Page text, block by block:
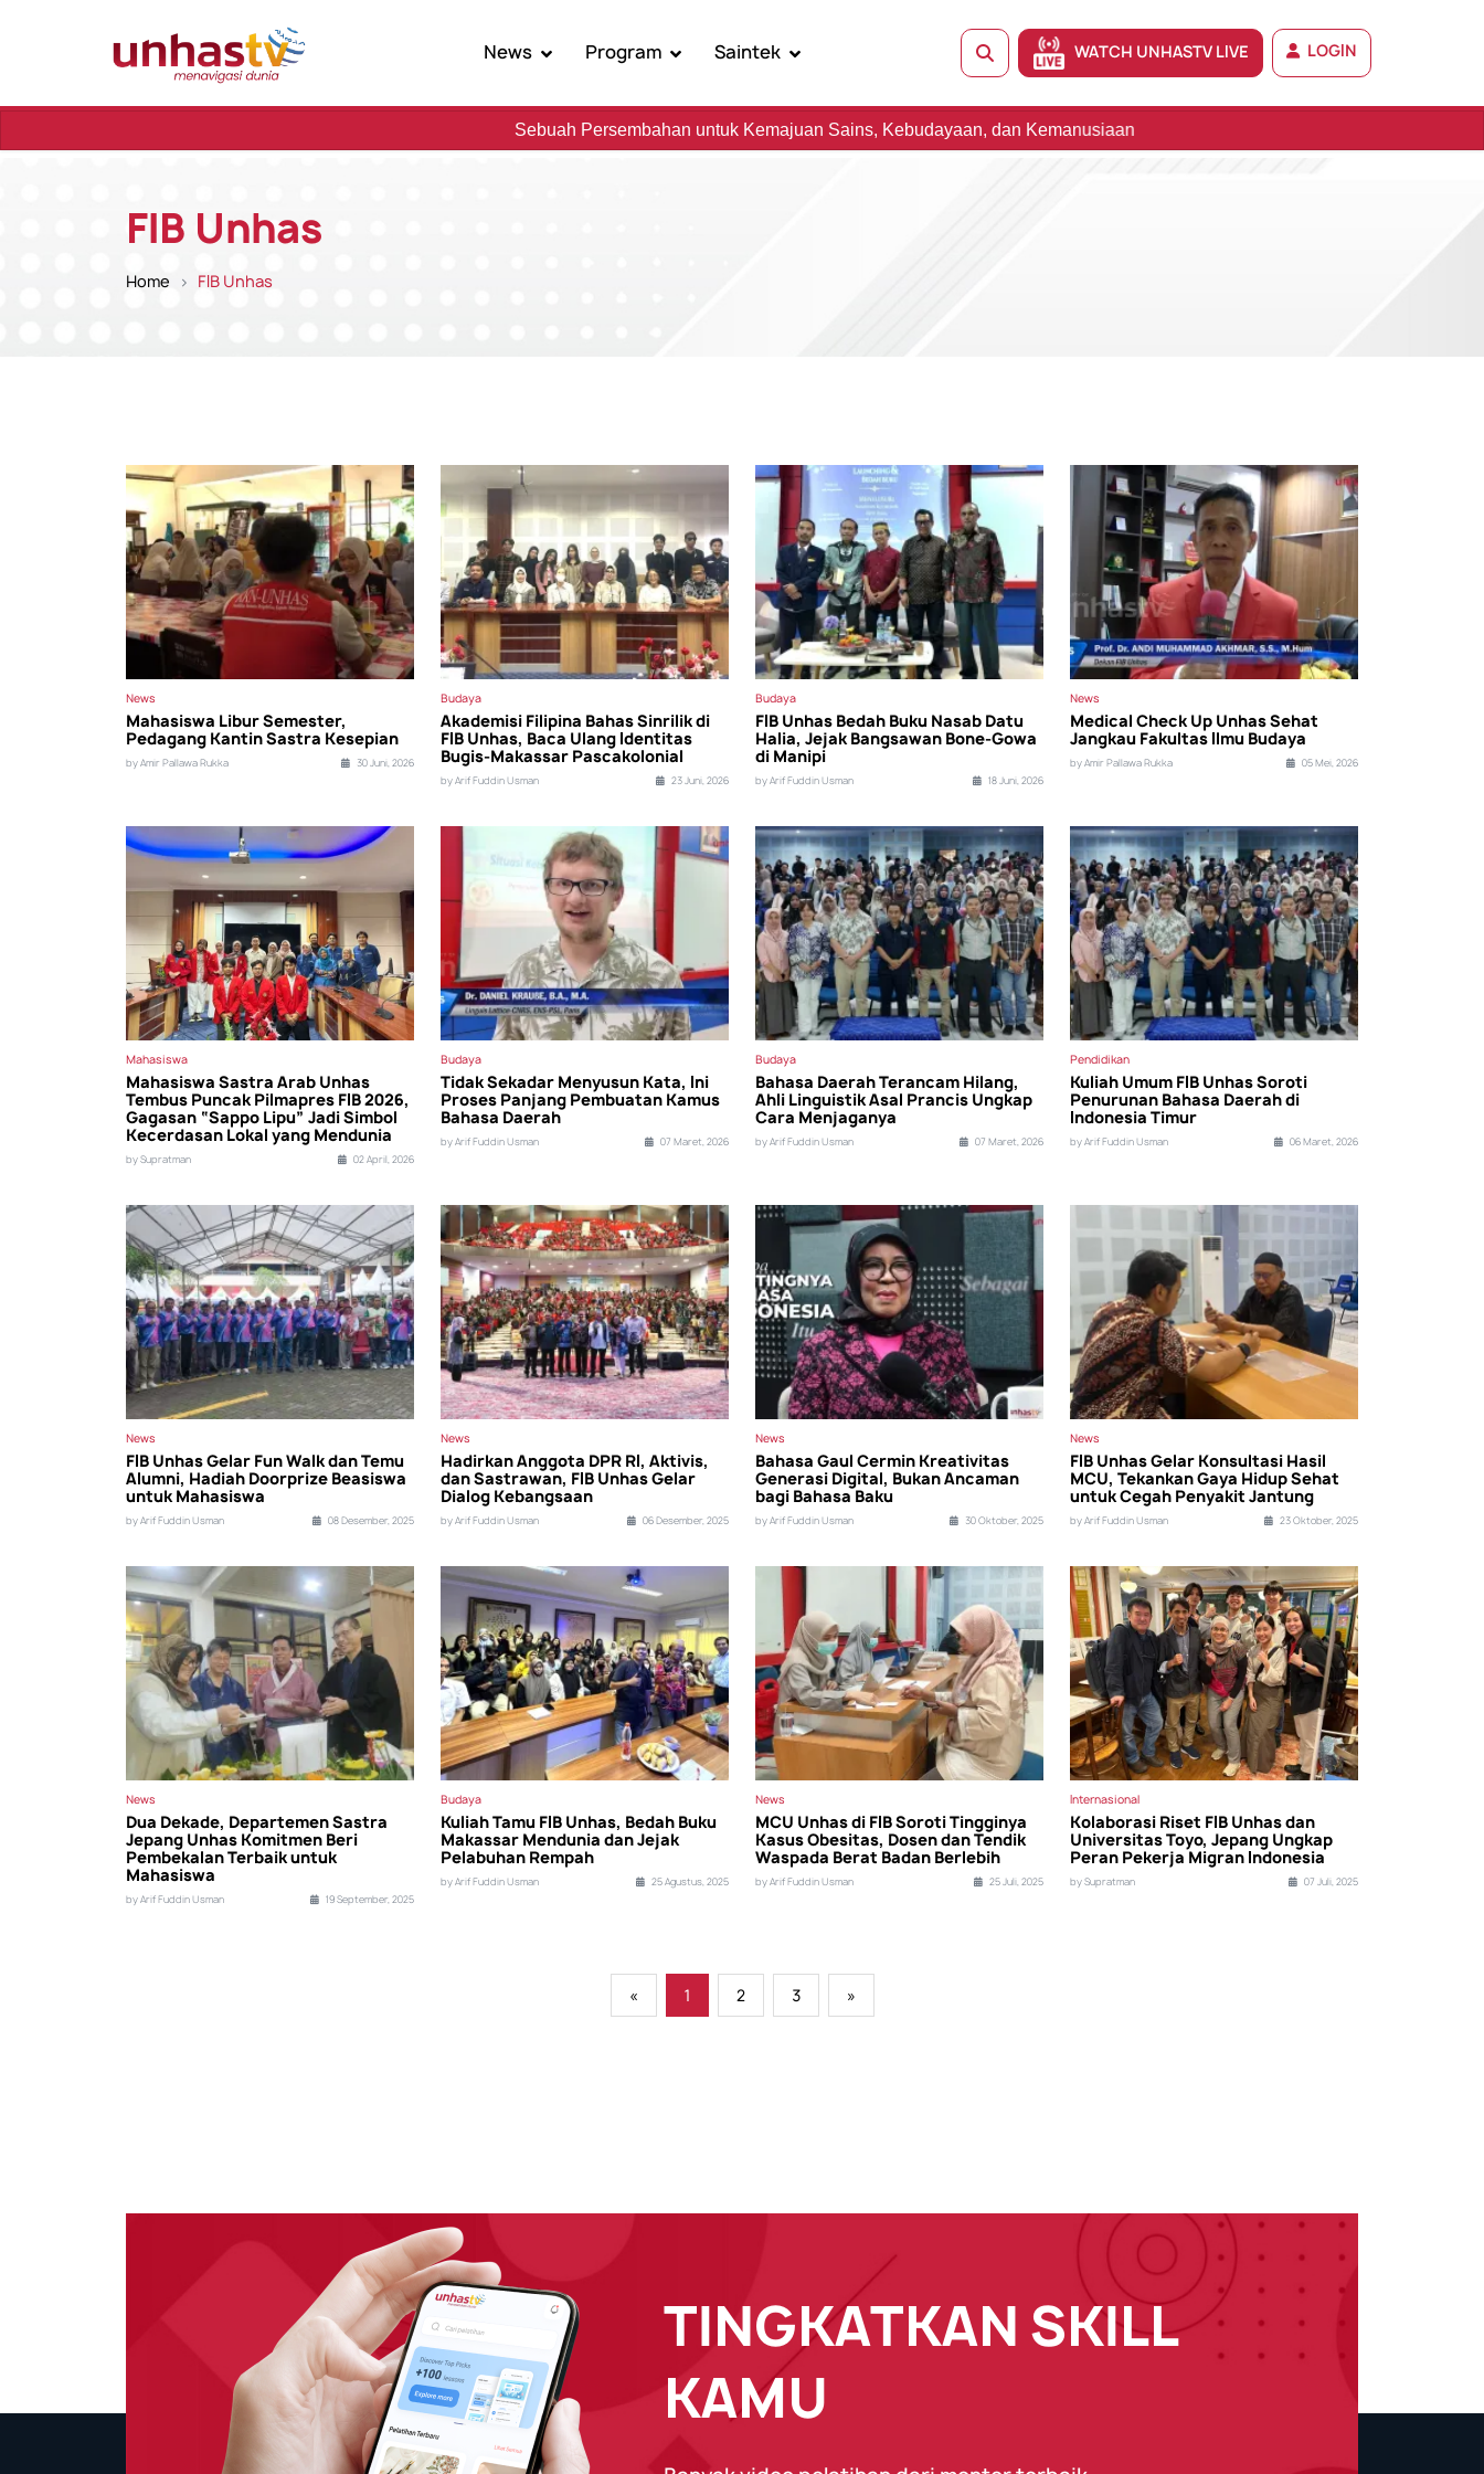
News Program Saintek WATCH UNHASTV LIVE LOGIN
Sebuah Persembahan untuk Kemajuan Sains, Kebudayaan, dan Kemanusiaan
FIB Unhas
Home FIB Unhas
News
Mahasiswa Libur Semester,
Pedagang Kantin Sastra Kesepian
by Amir Pallawa Rukka 30 Juni, 2026
Budaya
Akademisi Filipina Bahas Sinrilik di
FIB Unhas, Baca Ulang Identitas
Bugis-Makassar Pascakolonial
by Arif Fuddin Usman 23 Juni, 2026
Budaya
FIB Unhas Bedah Buku Nasab Datu
Halia, Jejak Bangsawan Bone-Gowa
di Manipi
by Arif Fuddin Usman 18 Juni, 2026
News
Medical Check Up Unhas Sehat
Jangkau Fakultas Ilmu Budaya
by Amir Pallawa Rukka 05 Mei, 2026
Mahasiswa
Mahasiswa Sastra Arab Unhas
Tembus Puncak Pilmapres FIB 2026,
Gagasan “Sappo Lipu” Jadi Simbol
Kecerdasan Lokal yang Mendunia
by Supratman 02 April, 2026
Budaya
Tidak Sekadar Menyusun Kata, Ini
Proses Panjang Pembuatan Kamus
Bahasa Daerah
by Arif Fuddin Usman 07 Maret, 2026
Budaya
Bahasa Daerah Terancam Hilang,
Ahli Linguistik Asal Prancis Ungkap
Cara Menjaganya
by Arif Fuddin Usman 07 Maret, 2026
Pendidikan
Kuliah Umum FIB Unhas Soroti
Penurunan Bahasa Daerah di
Indonesia Timur
by Arif Fuddin Usman 06 Maret, 2026
News
FIB Unhas Gelar Fun Walk dan Temu
Alumni, Hadiah Doorprize Beasiswa
untuk Mahasiswa
by Arif Fuddin Usman 08 Desember, 2025
News
Hadirkan Anggota DPR RI, Aktivis,
dan Sastrawan, FIB Unhas Gelar
Dialog Kebangsaan
by Arif Fuddin Usman 06 Desember, 2025
News
Bahasa Gaul Cermin Kreativitas
Generasi Digital, Bukan Ancaman
bagi Bahasa Baku
by Arif Fuddin Usman 30 Oktober, 2025
News
FIB Unhas Gelar Konsultasi Hasil
MCU, Tekankan Gaya Hidup Sehat
untuk Cegah Penyakit Jantung
by Arif Fuddin Usman 23 Oktober, 2025
News
Dua Dekade, Departemen Sastra
Jepang Unhas Komitmen Beri
Pembekalan Terbaik untuk
Mahasiswa
by Arif Fuddin Usman 19 September, 2025
Budaya
Kuliah Tamu FIB Unhas, Bedah Buku
Makassar Mendunia dan Jejak
Pelabuhan Rempah
by Arif Fuddin Usman 25 Agustus, 2025
News
MCU Unhas di FIB Soroti Tingginya
Kasus Obesitas, Dosen dan Tendik
Waspada Berat Badan Berlebih
by Arif Fuddin Usman 25 Juli, 2025
Internasional
Kolaborasi Riset FIB Unhas dan
Universitas Toyo, Jepang Ungkap
Peran Pekerja Migran Indonesia
by Supratman 07 Juli, 2025
« 1 2 3 »
TINGKATKAN SKILL
KAMU